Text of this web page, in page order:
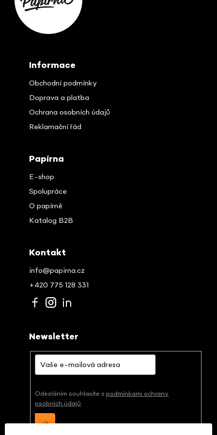
Informace
Obchodní podmínky
Doprava a platba
Ochrana osobních údajů
Reklamační řád
Papírna
E-shop
Spolupráce
O papírně
Katalog B2B
Kontakt
info@papirna.cz
+420 775 128 331
Newsletter
Odesláním souhlasíte s podmínkami ochrany
osobních údajů